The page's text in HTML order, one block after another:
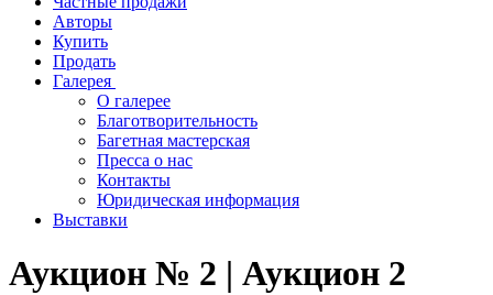
Авторы
Купить
Продать
Галерея
О галерее
Благотворительность
Багетная мастерская
Пресса о нас
Контакты
Юридическая информация
Выставки
Аукцион № 2 | Аукцион 2